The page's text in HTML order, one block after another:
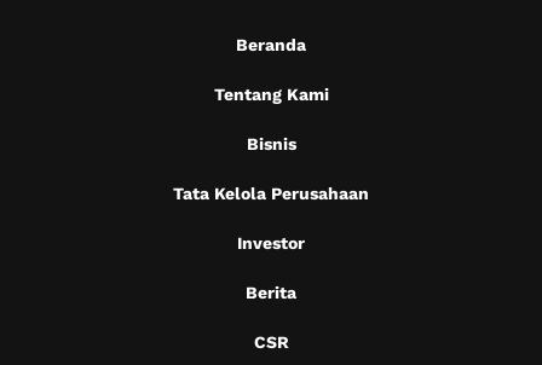
Beranda
Tentang Kami
Bisnis
Tata Kelola Perusahaan
Investor
Berita
CSR